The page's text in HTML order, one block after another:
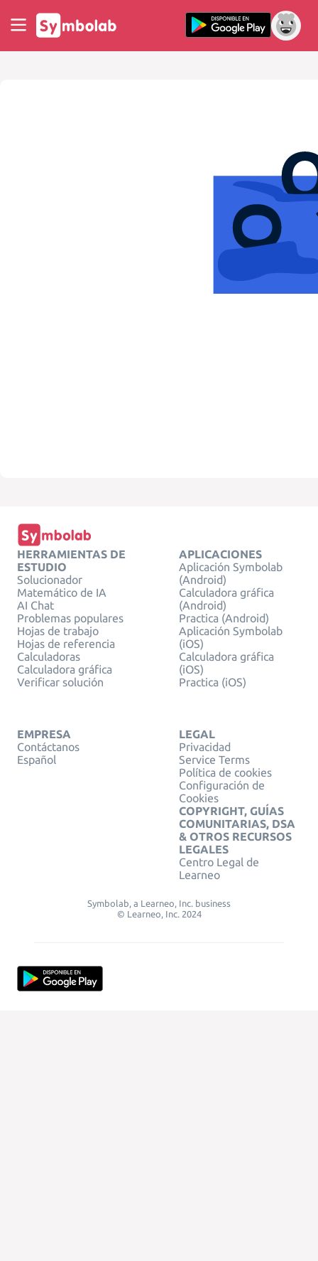
HERRAMIENTAS DE
ESTUDIO
Solucionador
Matemático de IA
AI Chat
Problemas populares
Hojas de trabajo
Hojas de referencia
Calculadoras
Calculadora gráfica
Verificar solución
APLICACIONES
Aplicación Symbolab
(Android)
Calculadora gráfica
(Android)
Practica (Android)
Aplicación Symbolab
(iOS)
Calculadora gráfica
(iOS)
Practica (iOS)
EMPRESA
Contáctanos
Español
LEGAL
Privacidad
Service Terms
Política de cookies
Configuración de
Cookies
COPYRIGHT, GUÍAS
COMUNITARIAS, DSA
& OTROS RECURSOS
LEGALES
Centro Legal de
Learneo
Symbolab, a Learneo, Inc. business
© Learneo, Inc. 2024